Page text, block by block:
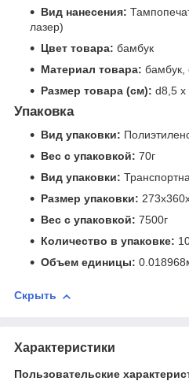
Вид нанесения:
лазер)
Цвет товара: бамбук
Материал товара: бамбук,
Размер товара (см): d8,5 x
Упаковка
Вид упаковки:
Вес с упаковкой: 70г
Вид упаковки:
Размер упаковки:
Вес с упаковкой: 7500г
Количество в упаковке:
Объем единицы:
Скрыть
Характеристики
Пользовательские